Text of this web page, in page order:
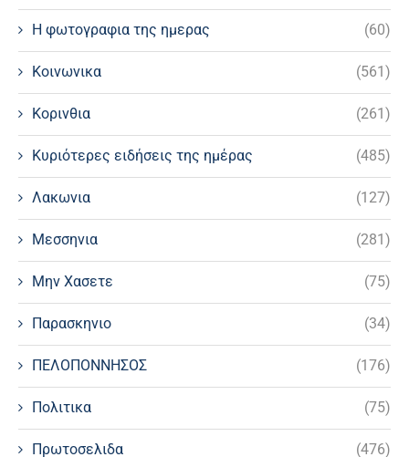
Η φωτογραφια της ημερας (60)
Κοινωνικα (561)
Κορινθια (261)
Κυριότερες ειδήσεις της ημέρας (485)
Λακωνια (127)
Μεσσηνια (281)
Μην Χασετε (75)
Παρασκηνιο (34)
ΠΕΛΟΠΟΝΝΗΣΟΣ (176)
Πολιτικα (75)
Πρωτοσελιδα (476)